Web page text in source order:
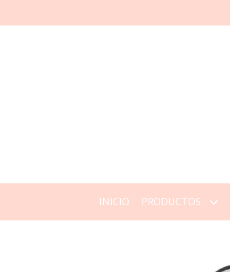
INICIO PRODUCTOS